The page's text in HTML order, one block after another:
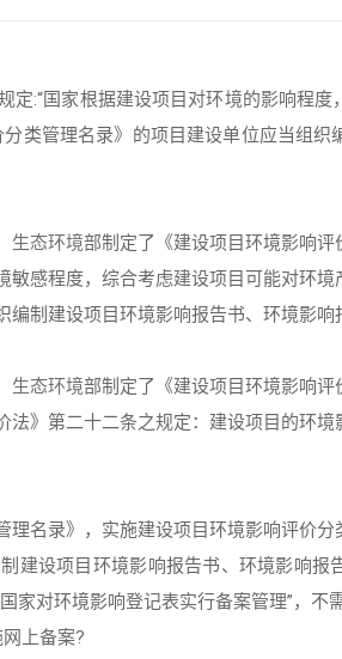
:“国家根据建设项目对环境的影响程
类管理名录》的项目建设单位应当组织
生态环境部制定了《建设项目环境影响
感程度，综合考虑建设项目可能对环
制建设项目环境影响报告书、环境影响
生态环境部制定了《建设项目环境影响
》第二十二条之规定：建设项目的环
名录》，实施建设项目环境影响评价
建设项目环境影响报告书、环境影响报
家对环境影响登记表实行备案管理”，不
上备案?